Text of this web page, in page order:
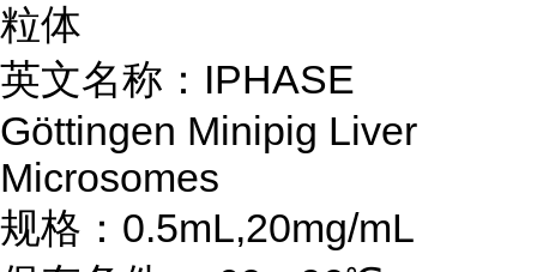
粒体
英文名称：IPHASE
Göttingen Minipig Liver
Microsomes
规格：0.5mL,20mg/mL